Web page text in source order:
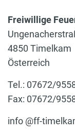
Freiwillige
4850 Timelkam
Österreich
Tel.: 07672/
Fax: 07672/
info @ff-